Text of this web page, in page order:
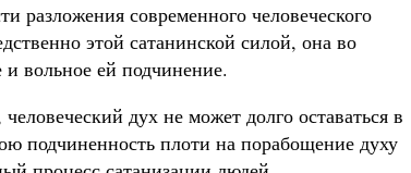
разложения современного человеческого
этой сатанинской силой, она во
вольное ей подчинение.
дух не может долго оставаться в
подчиненность плоти на порабощение духу